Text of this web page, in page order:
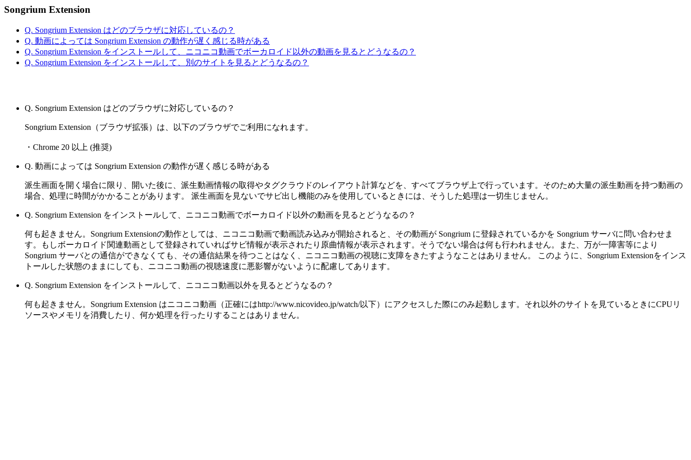
Songrium Extension
Q. Songrium Extension はどのブラウザに対応しているの？
Q. 動画によっては Songrium Extension の動作が遅く感じる時がある
Q. Songrium Extension をインストールして、ニコニコ動画でボーカロイド以外の動画を見るとどうなるの？
Q. Songrium Extension をインストールして、別のサイトを見るとどうなるの？
Q. Songrium Extension はどのブラウザに対応しているの？
Songrium Extension（ブラウザ拡張）は、以下のブラウザでご利用になれます。
・Chrome 20 以上 (推奨)
Q. 動画によっては Songrium Extension の動作が遅く感じる時がある
派生画面を開く場合に限り、開いた後に、派生動画情報の取得やタグクラウドのレイアウト計算などを、すべてブラウザ上で行っています。そのため大量の派生動画を持つ動画の
場合、処理に時間がかかることがあります。 派生画面を見ないでサビ出し機能のみを使用しているときには、そうした処理は一切生じません。
Q. Songrium Extension をインストールして、ニコニコ動画でボーカロイド以外の動画を見るとどうなるの？
何も起きません。Songrium Extensionの動作としては、ニコニコ動画で動画読み込みが開始されると、その動画が Songrium に登録されているかを Songrium サーバに問い合わせま
す。もしボーカロイド関連動画として登録されていればサビ情報が表示されたり原曲情報が表示されます。そうでない場合は何も行われません。また、万が一障害等により
Songrium サーバとの通信ができなくても、その通信結果を待つことはなく、ニコニコ動画の視聴に支障をきたすようなことはありません。 このように、Songrium Extensionをインス
トールした状態のままにしても、ニコニコ動画の視聴速度に悪影響がないように配慮してあります。
Q. Songrium Extension をインストールして、ニコニコ動画以外を見るとどうなるの？
何も起きません。Songrium Extension はニコニコ動画（正確にはhttp://www.nicovideo.jp/watch/以下）にアクセスした際にのみ起動します。それ以外のサイトを見ているときにCPUリ
ソースやメモリを消費したり、何か処理を行ったりすることはありません。